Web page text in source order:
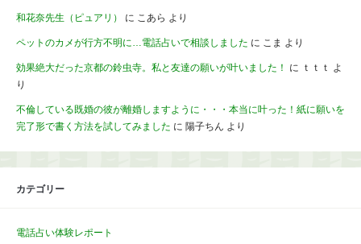
和花奈先生（ピュアリ） に こあら より
ペットのカメが行方不明に…電話占いで相談しました に こま より
効果絶大だった京都の鈴虫寺。私と友達の願いが叶いました！ に ｔｔｔ よ
り
不倫している既婚の彼が離婚しますように・・・本当に叶った！紙に願いを
完了形で書く方法を試してみました に 陽子ちん より
カテゴリー
電話占い体験レポート